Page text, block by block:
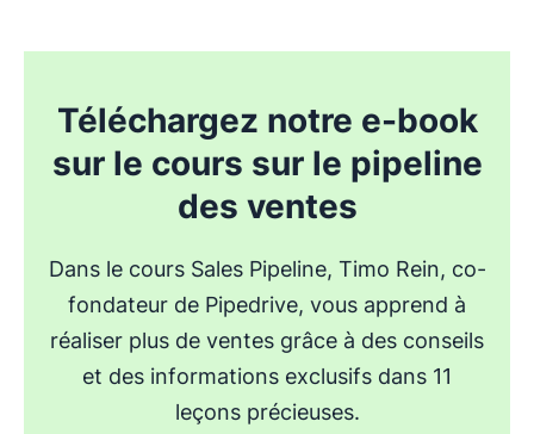
Téléchargez notre e-book
sur le cours sur le pipeline
des ventes
Dans le cours Sales Pipeline, Timo Rein, co-
fondateur de Pipedrive, vous apprend à
réaliser plus de ventes grâce à des conseils
et des informations exclusifs dans 11
leçons précieuses.